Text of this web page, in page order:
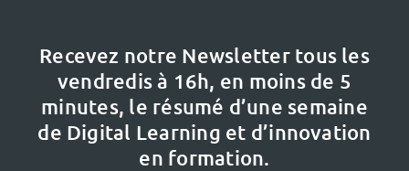
Recevez notre Newsletter tous les
vendredis à 16h, en moins de 5
minutes, le résumé d’une semaine
de Digital Learning et d’innovation
en formation.